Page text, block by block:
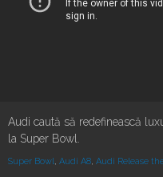
Audi caută să redefinească
la Super Bowl.
Super Bowl, Audi A8, Audi Release